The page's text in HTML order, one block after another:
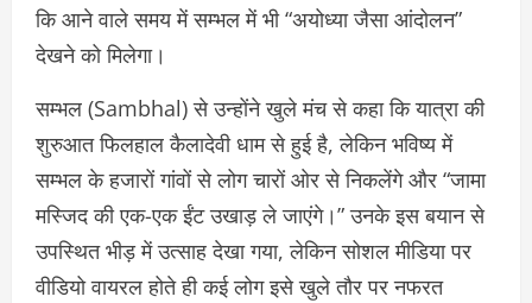
कि आने वाले समय में सम्भल में भी “अयोध्या जैसा आंदोलन”
देखने को मिलेगा।
सम्भल (Sambhal) से उन्होंने खुले मंच से कहा कि यात्रा की
शुरुआत फिलहाल कैलादेवी धाम से हुई है, लेकिन भविष्य में
सम्भल के हजारों गांवों से लोग चारों ओर से निकलेंगे और “जामा
मस्जिद की एक-एक ईंट उखाड़ ले जाएंगे।” उनके इस बयान से
उपस्थित भीड़ में उत्साह देखा गया, लेकिन सोशल मीडिया पर
वीडियो वायरल होते ही कई लोग इसे खुले तौर पर नफरत